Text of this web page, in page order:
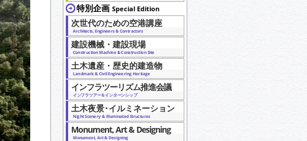
特別企画 Special Edition
次世代のための空港講座
Architects, Engineers & Contractors
建設機械・建設現場
Construction Machine & Construction Site
土木遺産・歴史的建造物
Landmark & Civil Engineering Heritage
インフラツーリズム推進会議
インフラツアー＆インターンシップ
土木夜景･イルミネーション
Night Scenery & Illuminated Structures
Monument, Art & Designing
Monument, Art & Designing